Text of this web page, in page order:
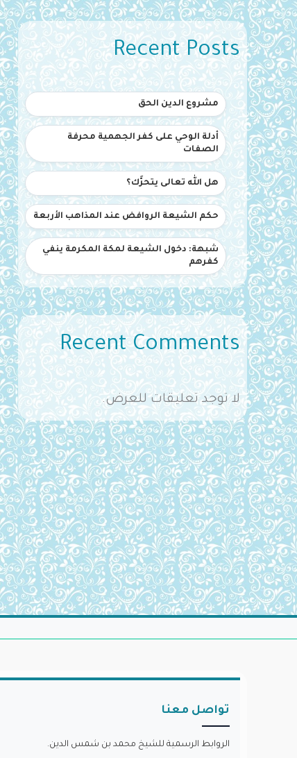
Recent Posts
مشروع الدين الحق
أدلة الوحي على كفر الجهمية محرفة
الصفات
هل الله تعالى يتحرَّك؟
حكم الشيعة الروافض عند المذاهب الأربعة
شبهة: دخول الشيعة لمكة المكرمة ينفي
كفرهم
Recent Comments
لا توجد تعليقات للعرض.
تواصل معنا
الروابط الرسمية للشيخ محمد بن شمس الدين.